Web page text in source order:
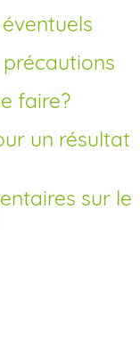
précautions
faire?